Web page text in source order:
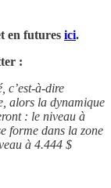
en futures ici.
:
c’est-à-dire
alors la dynamique
: le niveau à
forme dans la zone
à 4.444 $